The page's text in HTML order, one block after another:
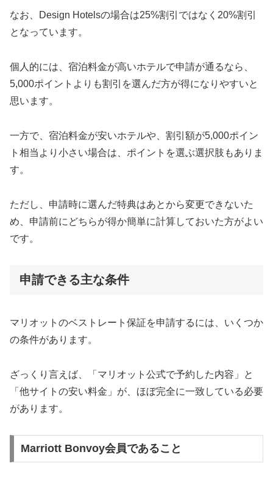
なお、Design Hotelsの場合は25%割引ではなく20%割引
となっています。
個人的には、宿泊料金が高いホテルで申請が通るなら、
5,000ポイントよりも割引を選んだ方が得になりやすいと
思います。
一方で、宿泊料金が安いホテルや、割引額が5,000ポイン
ト相当より小さい場合は、ポイントを選ぶ選択肢もありま
す。
ただし、申請時に選んだ特典はあとから変更できないた
め、申請前にどちらが得か簡単に計算しておいた方がよい
です。
申請できる主な条件
マリオットのベストレート保証を申請するには、いくつか
の条件があります。
ざっくり言えば、「マリオット公式で予約した内容」と
「他サイトの安い料金」が、ほぼ完全に一致している必要
があります。
Marriott Bonvoy会員であること